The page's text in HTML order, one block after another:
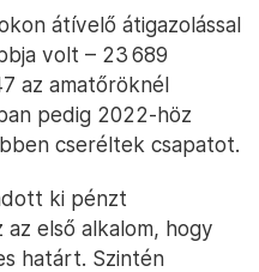
átívelő átigazolással
volt – 23 689
az amatőröknél
pedig 2022-höz
cseréltek csapatot.
ki pénzt
első alkalom, hogy
határt. Szintén